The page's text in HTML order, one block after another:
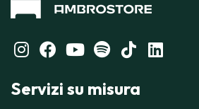
Servizi su misura